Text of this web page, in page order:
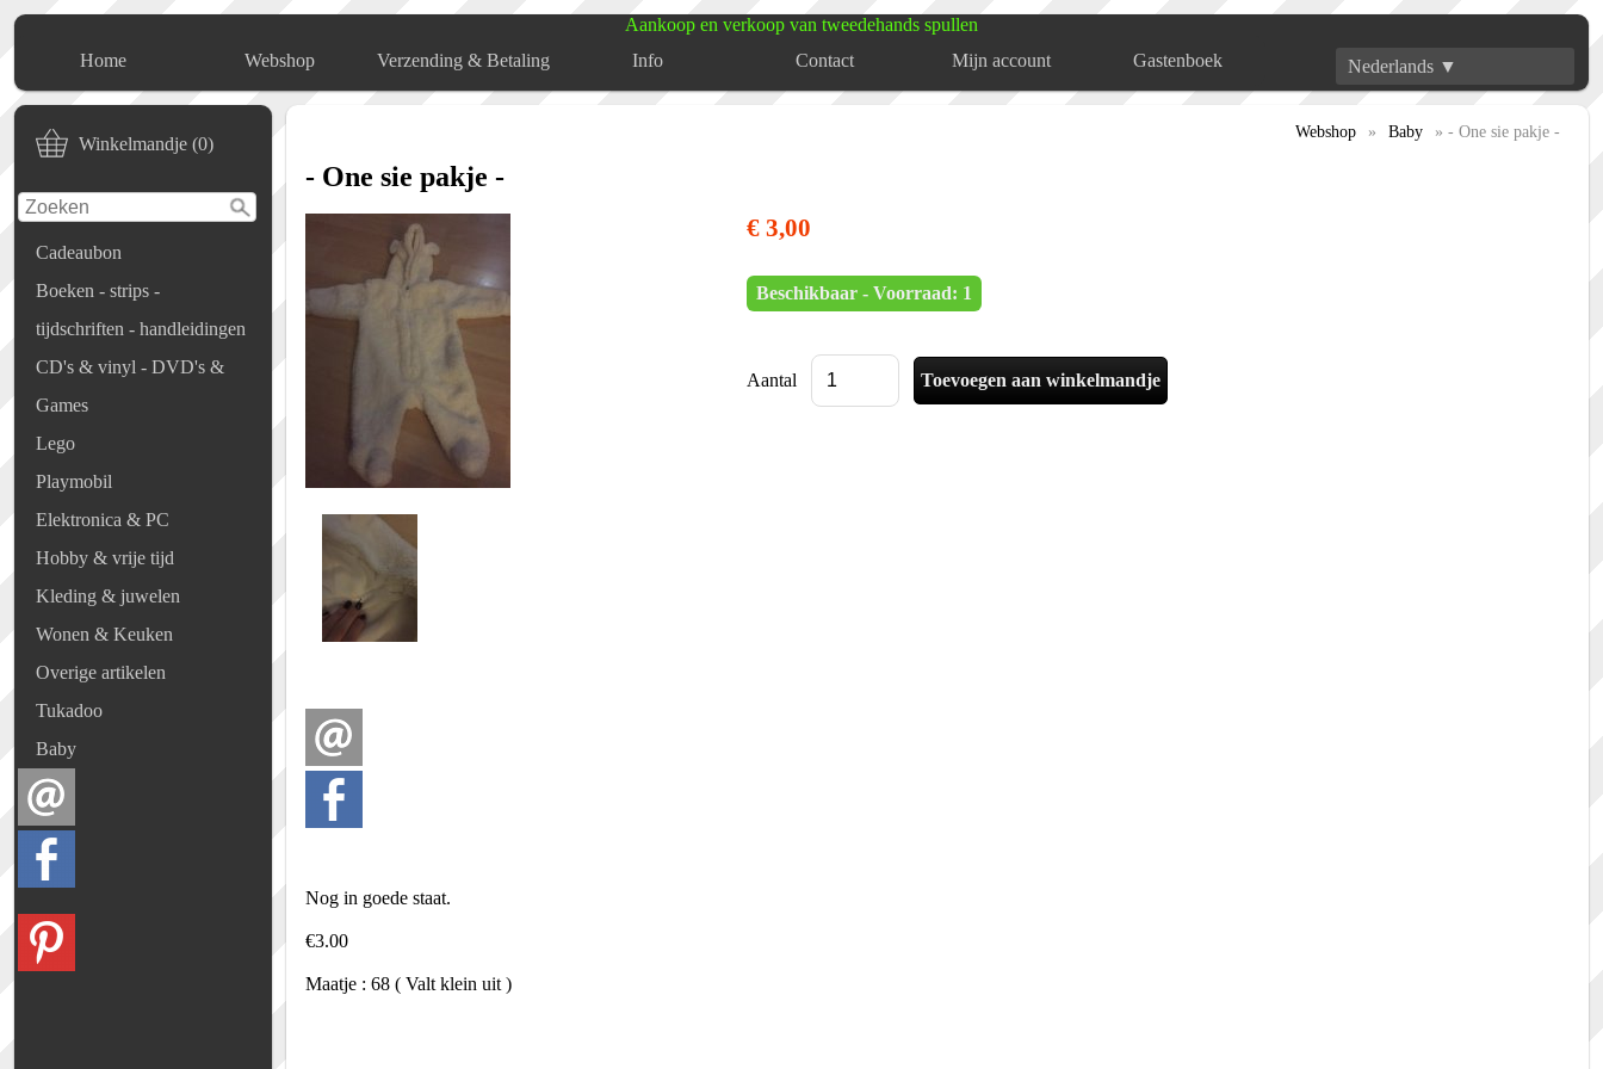
Aankoop en verkoop van tweedehands spullen
Nederlands ▼
Home Webshop Verzending & Betaling Info Contact Mijn account Gastenboek
Winkelmandje (0)
Cadeaubon
Boeken - strips -
tijdschriften - handleidingen
CD's & vinyl - DVD's &
Games
Lego
Playmobil
Elektronica & PC
Hobby & vrije tijd
Kleding & juwelen
Wonen & Keuken
Overige artikelen
Tukadoo
Baby
Webshop » Baby » - One sie pakje -
- One sie pakje -
€ 3,00
Beschikbaar - Voorraad: 1
Aantal
Nog in goede staat.
€3.00
Maatje : 68 ( Valt klein uit )